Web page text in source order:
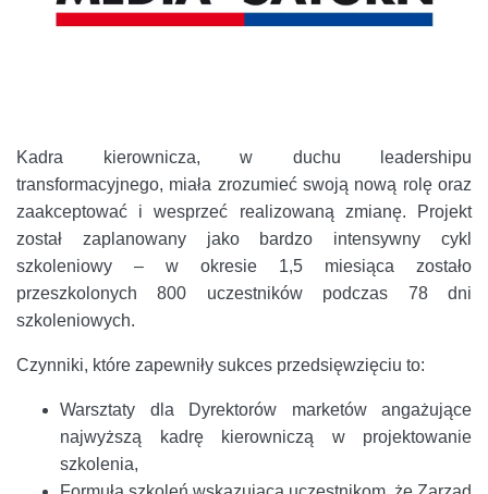
Kadra kierownicza, w duchu leadershipu
transformacyjnego, miała zrozumieć swoją nową rolę oraz
zaakceptować i wesprzeć realizowaną zmianę. Projekt
został zaplanowany jako bardzo intensywny cykl
szkoleniowy – w okresie 1,5 miesiąca zostało
przeszkolonych 800 uczestników podczas 78 dni
szkoleniowych.
Czynniki, które zapewniły sukces przedsięwzięciu to:
Warsztaty dla Dyrektorów marketów angażujące
najwyższą kadrę kierowniczą w projektowanie
szkolenia,